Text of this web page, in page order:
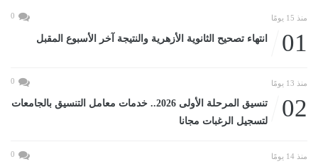
منذ 15 يومًا 0
01 انتهاء تصحيح الثانوية الأزهرية والنتيجة آخر الأسبوع المقبل
منذ 13 يومًا 0
02
تنسيق المرحلة الأولى 2026.. خدمات معامل التنسيق بالجامعات
لتسجيل الرغبات مجانا
منذ 14 يومًا 0